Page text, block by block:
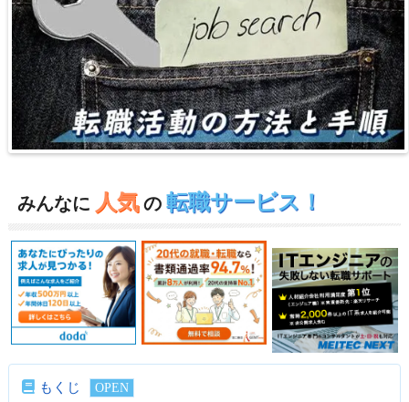
みんなに 人気の 転職サービス！
もくじ